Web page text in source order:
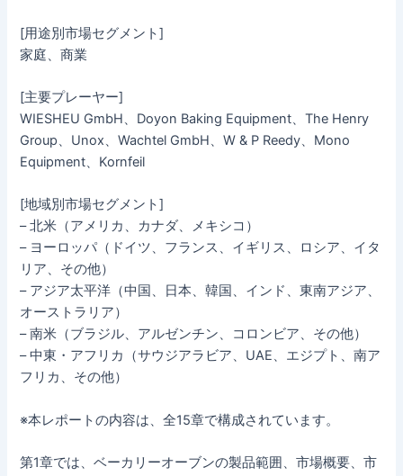
[用途別市場セグメント]
家庭、商業
[主要プレーヤー]
WIESHEU GmbH、Doyon Baking Equipment、The Henry
Group、Unox、Wachtel GmbH、W & P Reedy、Mono
Equipment、Kornfeil
[地域別市場セグメント]
– 北米（アメリカ、カナダ、メキシコ）
– ヨーロッパ（ドイツ、フランス、イギリス、ロシア、イタ
リア、その他）
– アジア太平洋（中国、日本、韓国、インド、東南アジア、
オーストラリア）
– 南米（ブラジル、アルゼンチン、コロンビア、その他）
– 中東・アフリカ（サウジアラビア、UAE、エジプト、南ア
フリカ、その他）
※本レポートの内容は、全15章で構成されています。
第1章では、ベーカリーオーブンの製品範囲、市場概要、市